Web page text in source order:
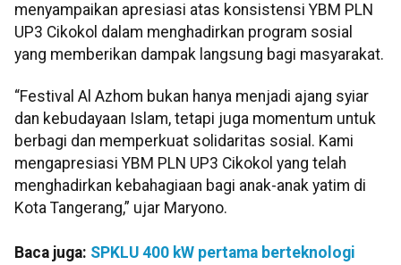
menyampaikan apresiasi atas konsistensi YBM PLN
UP3 Cikokol dalam menghadirkan program sosial
yang memberikan dampak langsung bagi masyarakat.
“Festival Al Azhom bukan hanya menjadi ajang syiar
dan kebudayaan Islam, tetapi juga momentum untuk
berbagi dan memperkuat solidaritas sosial. Kami
mengapresiasi YBM PLN UP3 Cikokol yang telah
menghadirkan kebahagiaan bagi anak-anak yatim di
Kota Tangerang,” ujar Maryono.
Baca juga: SPKLU 400 kW pertama berteknologi